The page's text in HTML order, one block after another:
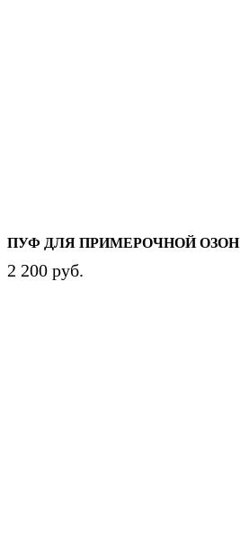
ПУФ ДЛЯ ПРИМЕРОЧНОЙ ОЗОН
2 200 руб.